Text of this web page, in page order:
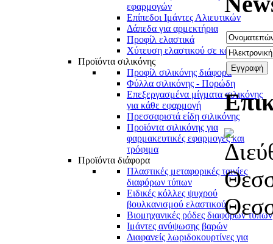
εφαρμογών
Επίπεδοι Ιμάντες Αλιευτικών
Δάπεδα για αρμεκτήρια
Προφίλ ελαστικά
Χύτευση ελαστικού σε καλούπια
Προϊόντα σιλικόνης
Προφίλ σιλικόνης διάφορα
Φύλλα σιλικόνης - Πορώδη
Επεξεργασμένα μίγματα σιλικόνης
για κάθε εφαρμογή
Πρεσσαριστά είδη σιλικόνης
Προϊόντα σιλικόνης για
φαρμακευτικές εφαρμογές και
τρόφιμα
Προϊόντα διάφορα
Πλαστικές μεταφορικές ταινίες
διαφόρων τύπων
Ειδικές κόλλες ψυχρού
βουλκανισμού ελαστικού
Βιομηχανικές ρόδες διαφόρων τύπων
Ιμάντες ανύψωσης βαρών
Διαφανείς λωριδοκουρτίνες για